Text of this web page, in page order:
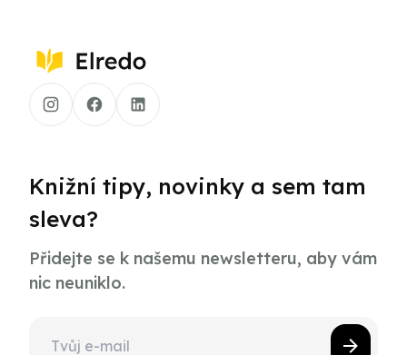
Knižní tipy, novinky a sem tam
sleva?
Přidejte se k našemu newsletteru, aby vám
nic neuniklo.